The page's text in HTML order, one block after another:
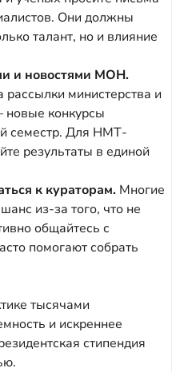
Они должны
талант, но и влияние
и новостями МОН.
министерства и
конкурсы
семестр. Для НМТ-
результаты в единой
к кураторам. Многие
из-за того, что не
общайтесь с
помогают собрать
тысячами
и искреннее
стипендия